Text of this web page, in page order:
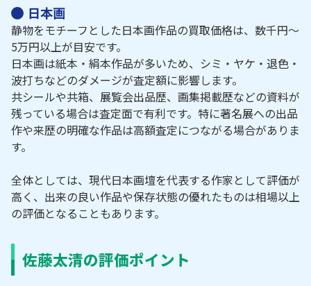
日本画
静物をモチーフとした日本画作品の買取価格は、数千円～
5万円以上が目安です。
日本画は紙本・絹本作品が多いため、シミ・ヤケ・退色・
波打ちなどのダメージが査定額に影響します。
共シールや共箱、展覧会出品歴、画集掲載歴などの資料が
残っている場合は査定面で有利です。特に著名展への出品
作や来歴の明確な作品は高額査定につながる場合がありま
す。
全体としては、現代日本画壇を代表する作家として評価が
高く、出来の良い作品や保存状態の優れたものは相場以上
の評価となることもあります。
佐藤太清の評価ポイント